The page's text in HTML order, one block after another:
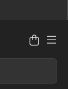
Antal i
.